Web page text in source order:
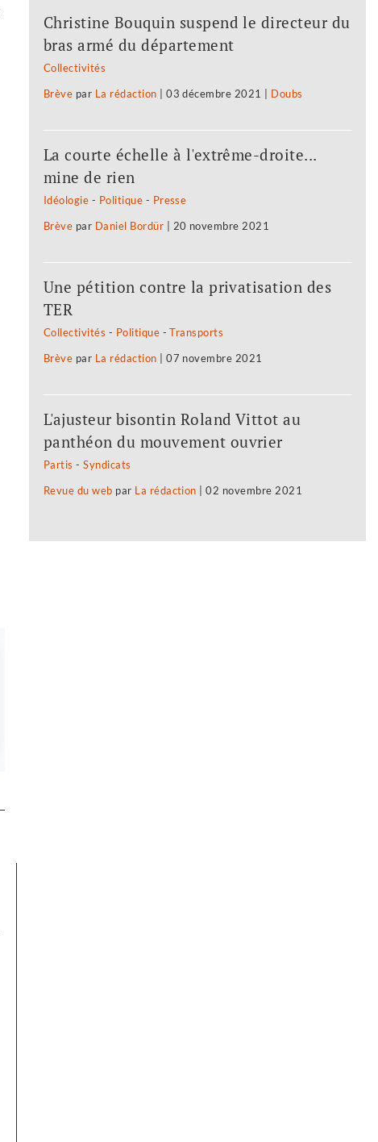
Christine Bouquin suspend le directeur du
bras armé du département
Collectivités
Brève par La rédaction |03 décembre 2021 Doubs
La courte échelle à l'extrême-droite...
mine de rien
Idéologie - Politique - Presse
Brève par Daniel Bordür 20 novembre 2021
Une pétition contre la privatisation des
TER
Collectivités - Politique -Transports
Brève par La rédaction |07 novembre 2021
L'ajusteur bisontin Roland Vittot au
panthéon du mouvement ouvrier
Partis -Syndicats
Revue du web par La rédaction |02 novembre 2021